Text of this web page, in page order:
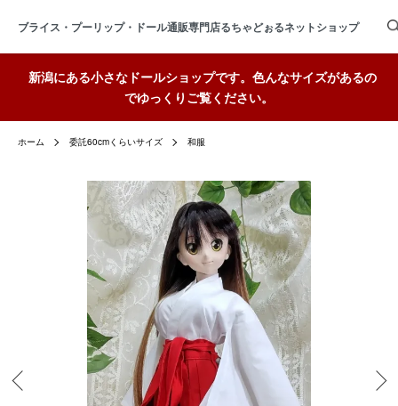
ブライス・プーリップ・ドール通販専門店るちゃどぉるネットショップ
新潟にある小さなドールショップです。色んなサイズがあるの
でゆっくりご覧ください。
ホーム 委託60cmくらいサイズ 和服